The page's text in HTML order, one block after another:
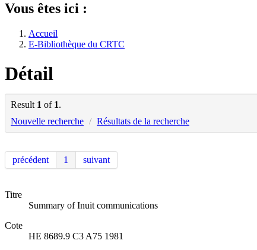
Vous êtes ici :
Accueil
E-Bibliothèque du CRTC
Détail
Result 1 of 1.
Nouvelle recherche / Résultats de la recherche
précédent 1 suivant
Titre
Summary of Inuit communications
Cote
HE 8689.9 C3 A75 1981